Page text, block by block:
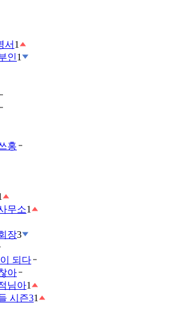
서 1
인1
홍
무소1
장3
되다
아
님아1
시즌31